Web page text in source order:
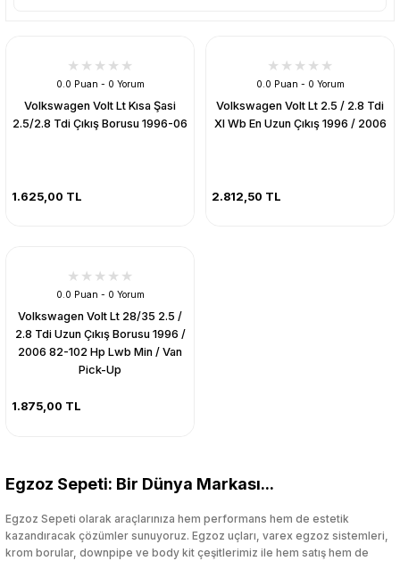
0.0 Puan - 0 Yorum
Volkswagen Volt Lt Kısa Şasi
2.5/2.8 Tdi Çıkış Borusu 1996-06
1.625,00 TL
0.0 Puan - 0 Yorum
Volkswagen Volt Lt 2.5 / 2.8 Tdi
Xl Wb En Uzun Çıkış 1996 / 2006
2.812,50 TL
0.0 Puan - 0 Yorum
Volkswagen Volt Lt 28/35 2.5 /
2.8 Tdi Uzun Çıkış Borusu 1996 /
2006 82-102 Hp Lwb Min / Van
Pick-Up
1.875,00 TL
Egzoz Sepeti: Bir Dünya Markası...
Egzoz Sepeti olarak araçlarınıza hem performans hem de estetik
kazandıracak çözümler sunuyoruz. Egzoz uçları, varex egzoz sistemleri,
krom borular, downpipe ve body kit çeşitlerimiz ile hem satış hem de